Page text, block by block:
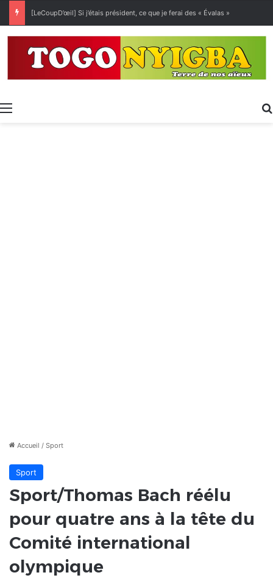
[LeCoupD’œil] Si j’étais président, ce que je ferai des « Évalas »
Menu
Accueil / Sport
Sport
Sport/Thomas Bach réélu
pour quatre ans à la tête du
Comité international
olympique